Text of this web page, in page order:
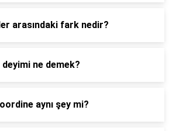
arasındaki fark nedir?
ne demek?
aynı şey mi?